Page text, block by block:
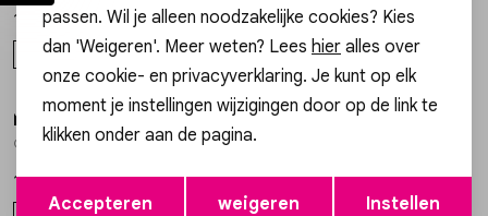
19,99
OS
19,99
OS
My Jewellery
Oorringen met bolletjes MJ052311200
17,99
My Jewellery
15,99 Opslaan
passen. Wil je alleen noodzakelijke cookies? Kies
dan 'Weigeren'. Meer weten? Lees hier alles over
onze cookie- en privacyverklaring. Je kunt op elk
moment je instellingen wijzigingen door op de link te
klikken onder aan de pagina.
Accepteren weigeren Instellen